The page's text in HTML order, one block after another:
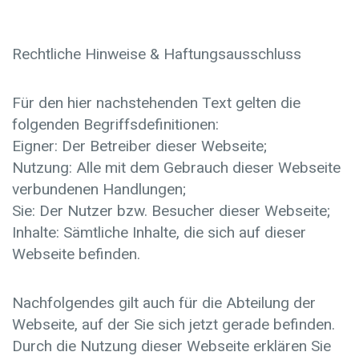
Rechtliche Hinweise & Haftungsausschluss
Für den hier nachstehenden Text gelten die
folgenden Begriffsdefinitionen:
Eigner: Der Betreiber dieser Webseite;
Nutzung: Alle mit dem Gebrauch dieser Webseite
verbundenen Handlungen;
Sie: Der Nutzer bzw. Besucher dieser Webseite;
Inhalte: Sämtliche Inhalte, die sich auf dieser
Webseite befinden.
Nachfolgendes gilt auch für die Abteilung der
Webseite, auf der Sie sich jetzt gerade befinden.
Durch die Nutzung dieser Webseite erklären Sie